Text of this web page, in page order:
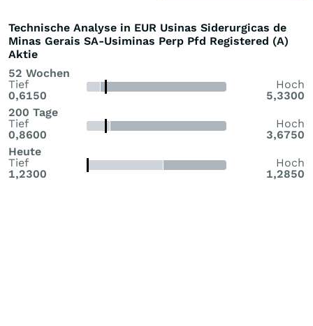
Technische Analyse in EUR Usinas Siderurgicas de
Minas Gerais SA-Usiminas Perp Pfd Registered (A)
Aktie
52 Wochen
Tief
0,6150
Hoch
5,3300
200 Tage
Tief
0,8600
Hoch
3,6750
Heute
Tief
1,2300
Hoch
1,2850